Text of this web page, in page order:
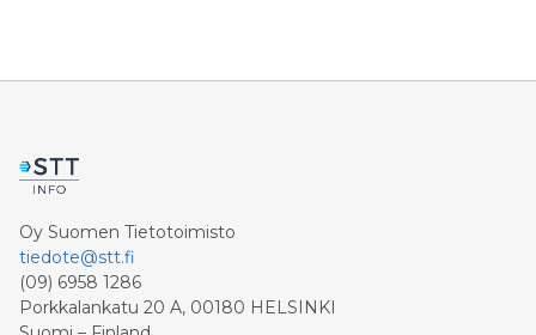
Oy Suomen Tietotoimisto
tiedote@stt.fi
(09) 6958 1286
Porkkalankatu 20 A, 00180 HELSINKI